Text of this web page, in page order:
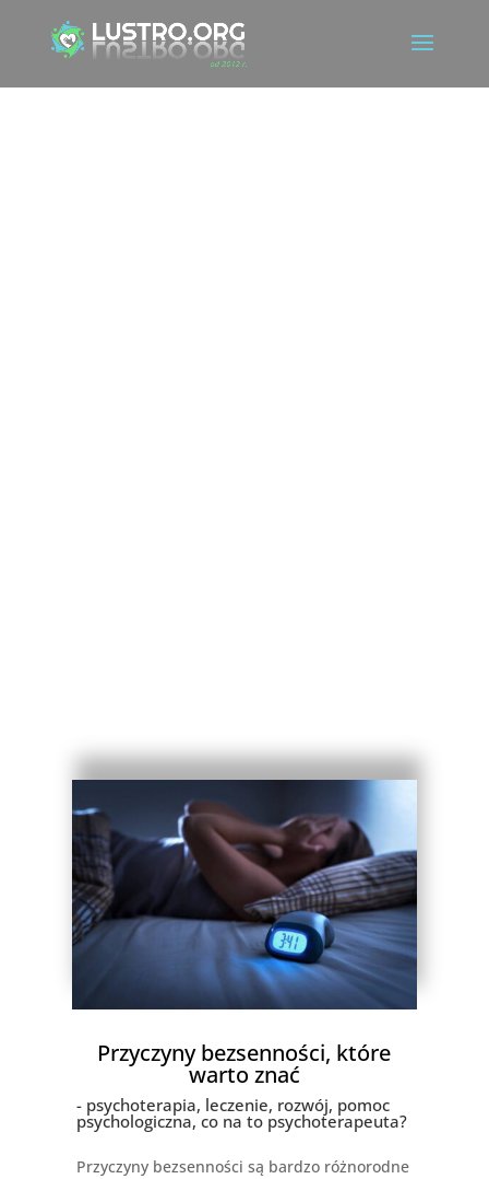
Przyczyny bezsenności, które
warto znać
- psychoterapia, leczenie, rozwój, pomoc
psychologiczna, co na to psychoterapeuta?
Przyczyny bezsenności są bardzo różnorodne